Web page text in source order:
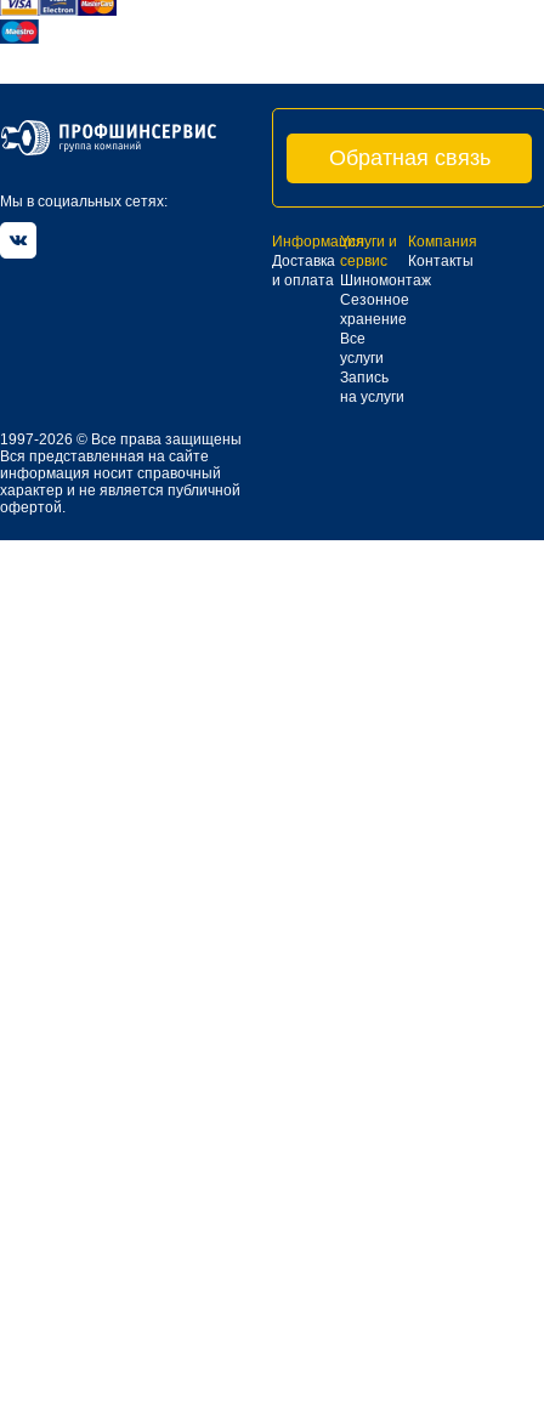
Мы в социальных сетях:
Обратная связь
Информация
Доставка
и оплата
Услуги и
сервис
Шиномонтаж
Сезонное
хранение
Все
услуги
Запись
на услуги
Компания
Контакты
1997-2026 © Все права защищены
Вся представленная на сайте
информация носит справочный
характер и не является публичной
офертой.